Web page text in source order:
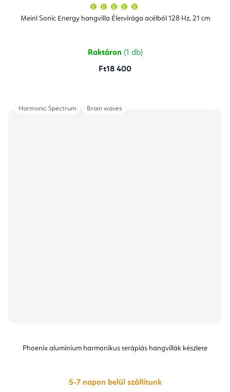
Meinl Sonic Energy hangvilla Életvirága acélból 128 Hz, 21 cm
átlagos
értékelése
csillag.
Raktáron (1 db)
Ft18 400
Phoenix alumínium harmonikus terápiás hangvillák készlete
5-7 napon belül szállítunk
Harmonic Spectrum Brain waves